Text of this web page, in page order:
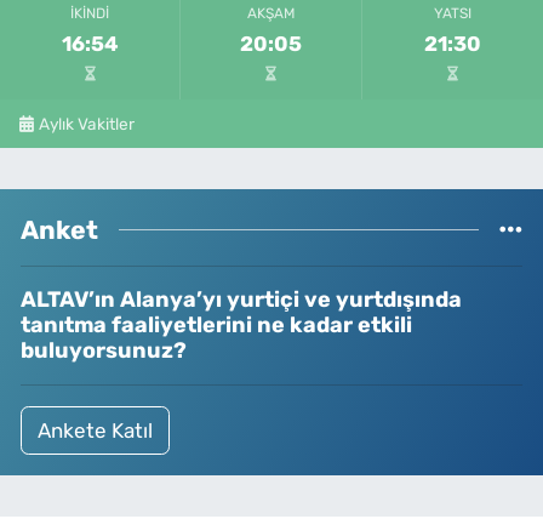
İKINDI
16:54
AKŞAM
20:05
YATSI
21:30
Aylık Vakitler
Anket
ALTAV’ın Alanya’yı yurtiçi ve yurtdışında
tanıtma faaliyetlerini ne kadar etkili
buluyorsunuz?
Ankete Katıl